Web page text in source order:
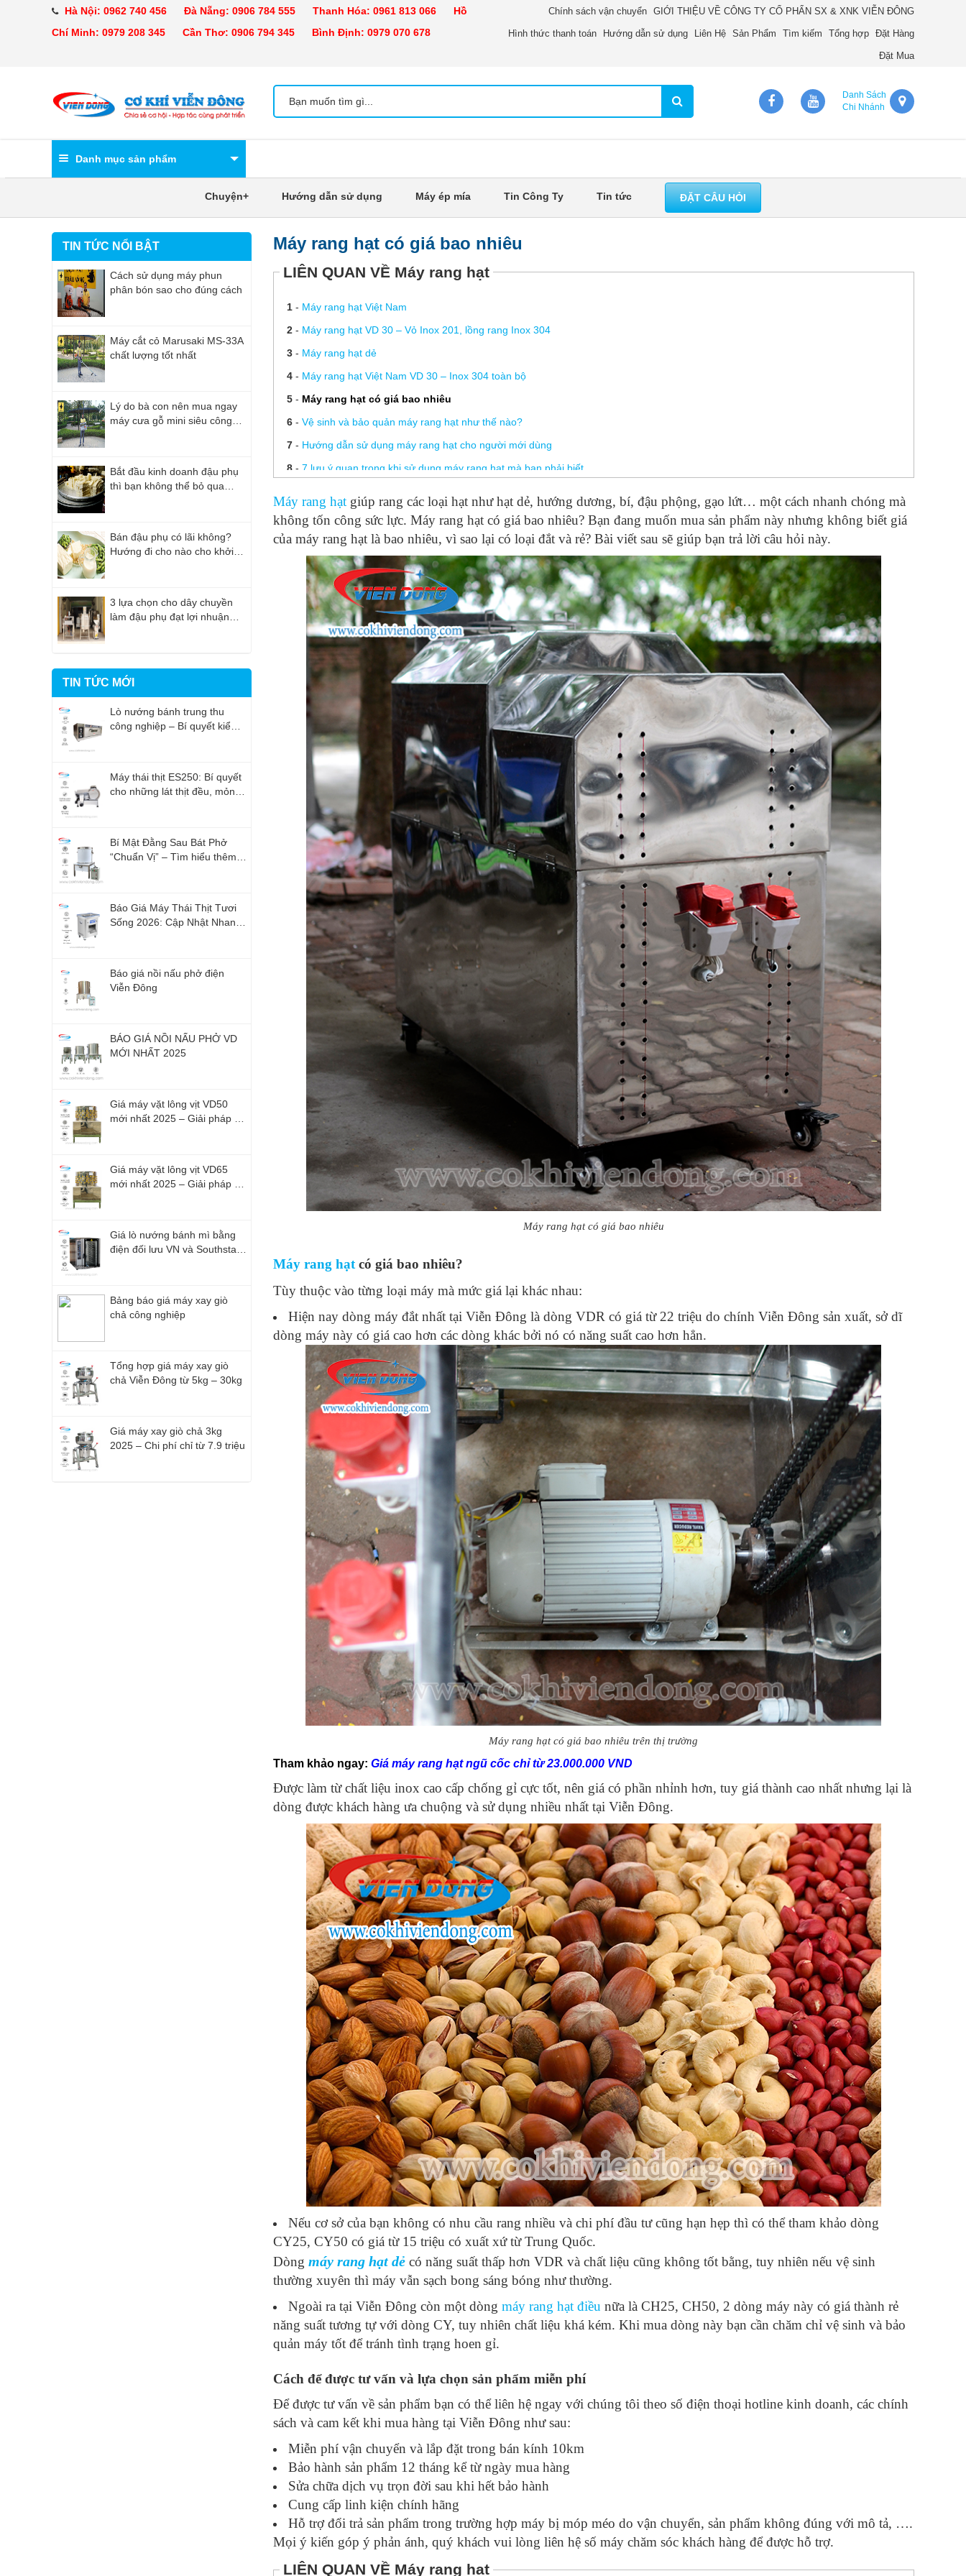
Hà Nội: 0962 740 456 Đà Nẵng: 0906 784 555 Thanh Hóa: 0961 813 066 Hồ
Chí Minh: 0979 208 345 Cần Thơ: 0906 794 345 Bình Định: 0979 070 678
Chính sách vận chuyển GIỚI THIỆU VỀ CÔNG TY CỔ PHẨN SX & XNK VIỄN ĐÔNG
Hình thức thanh toán Hướng dẫn sử dụng Liên Hệ Sản Phẩm Tìm kiếm Tổng hợp Đặt Hàng
Đặt Mua
Danh Sách
Chi Nhánh
Danh mục sản phẩm
Chuyện+ Hướng dẫn sử dụng Máy ép mía Tin Công Ty Tin tức ĐẶT CÂU HỎI
Máy rang hạt có giá bao nhiêu
LIÊN QUAN VỀ Máy rang hạt
1 - Máy rang hạt Việt Nam
2 - Máy rang hạt VD 30 – Vỏ Inox 201, lồng rang Inox 304
3 - Máy rang hạt dẻ
4 - Máy rang hạt Việt Nam VD 30 – Inox 304 toàn bộ
5 - Máy rang hạt có giá bao nhiêu
6 -Vệ sinh và bảo quản máy rang hạt như thế nào?
7 - Hướng dẫn sử dụng máy rang hạt cho người mới dùng
8 -7 lưu ý quan trọng khi sử dụng máy rang hạt mà bạn phải biết
10
Nên dùng tủ sấy macca hay máy rang hạt?
11-Giá máy rang hạt? Có nên mua máy rang lạc Trung Quốc giá rẻ?
-Khi cần rang hạt với số lượng lớn thì sử dụng máy rang hạt nào?
-5 lý do nên lựa chọn máy rang hạt VDR3
Máy rang hạtgiúp rang các loại hạt như hạt dẻ, hướng dương, bí, đậu phộng, gạo lứt… một cách nhanh chóng mà
không tốn công sức lực. Máy rang hạt có giá bao nhiêu? Bạn đang muốn mua sản phẩm này nhưng không biết giá
của máy rang hạt là bao nhiêu, vì sao lại có loại đắt và rẻ? Bài viết sau sẽ giúp bạn trả lời câu hỏi này.
Máy rang hạt có giá bao nhiêu
Máy rang hạtcó giá bao nhiêu?
Tùy thuộc vào từng loại máy mà mức giá lại khác nhau:
Hiện nay dòng máy đắt nhất tại Viễn Đông là dòng VDR có giá từ 22 triệu do chính Viễn Đông sản xuất, sở dĩ
dòng máy này có giá cao hơn các dòng khác bởi nó có năng suất cao hơn hẳn.
Máy rang hạt có giá bao nhiêu trên thị trường
Tham khảo ngay: Giá máy rang hạt ngũ cốc chỉ từ 23.000.000 VND
Được làm từ chất liệu inox cao cấp chống gỉ cực tốt, nên giá có phần nhỉnh hơn, tuy giá thành cao nhất nhưng lại là
dòng được khách hàng ưa chuộng và sử dụng nhiều nhất tại Viễn Đông.
Nếu cơ sở của bạn không có nhu cầu rang nhiều và chi phí đầu tư cũng hạn hẹp thì có thể tham khảo dòng
CY25, CY50 có giá từ 15 triệu có xuất xứ từ Trung Quốc.
Dòng máy rang hạt dẻ có năng suất thấp hơn VDR và chất liệu cũng không tốt bằng, tuy nhiên nếu vệ sinh
thường xuyên thì máy vẫn sạch bong sáng bóng như thường.
Ngoài ra tại Viễn Đông còn một dòng máy rang hạt điều nữa là CH25, CH50, 2 dòng máy này có giá thành rẻ
năng suất tương tự với dòng CY, tuy nhiên chất liệu khá kém. Khi mua dòng này bạn cần chăm chỉ vệ sinh và bảo
quản máy tốt để tránh tình trạng hoen gỉ.
Cách để được tư vấn và lựa chọn sản phẩm miễn phí
Để được tư vấn về sản phẩm bạn có thể liên hệ ngay với chúng tôi theo số điện thoại hotline kinh doanh, các chính
sách và cam kết khi mua hàng tại Viễn Đông như sau:
Miễn phí vận chuyển và lắp đặt trong bán kính 10km
Bảo hành sản phẩm 12 tháng kể từ ngày mua hàng
Sửa chữa dịch vụ trọn đời sau khi hết bảo hành
Cung cấp linh kiện chính hãng
Hỗ trợ đổi trả sản phẩm trong trường hợp máy bị móp méo do vận chuyển, sản phẩm không đúng với mô tả, ….
Mọi ý kiến góp ý phản ánh, quý khách vui lòng liên hệ số máy chăm sóc khách hàng để được hỗ trợ.
LIÊN QUAN VỀ Máy rang hạt
TIN TỨC NỔI BẬT
Cách sử dụng máy phun
phân bón sao cho đúng cách
Máy cắt cỏ Marusaki MS-33A
chất lượng tốt nhất
Lý do bà con nên mua ngay
máy cưa gỗ mini siêu công
Bắt đầu kinh doanh đậu phụ
thì bạn không thể bỏ qua
Bán đậu phụ có lãi không?
Hướng đi cho nào cho khởi
3 lựa chọn cho dây chuyền
làm đậu phụ đạt lợi nhuận
TIN TỨC MỚI
Lò nướng bánh trung thu
công nghiệp – Bí quyết kiểm
Máy thái thịt ES250: Bí quyết
cho những lát thịt đều, mỏng
Bí Mật Đằng Sau Bát Phở
“Chuẩn Vị” – Tìm hiểu thêm
Báo Giá Máy Thái Thịt Tươi
Sống 2026: Cập Nhật Nhanh
Báo giá nồi nấu phở điện
Viễn Đông
BÁO GIÁ NỒI NẤU PHỞ VD
MỚI NHẤT 2025
Giá máy vặt lông vịt VD50
mới nhất 2025 – Giải pháp tối
Giá máy vặt lông vịt VD65
mới nhất 2025 – Giải pháp tối
Giá lò nướng bánh mì bằng
điện đối lưu VN và Southstar
Bảng báo giá máy xay giò
chả công nghiệp
Tổng hợp giá máy xay giò
chả Viễn Đông từ 5kg – 30kg
Giá máy xay giò chả 3kg
2025 – Chi phí chỉ từ 7.9 triệu